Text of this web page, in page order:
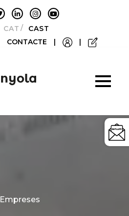
CATALÀCASTELLANO
CONTACTE | |
Categories
Empreses